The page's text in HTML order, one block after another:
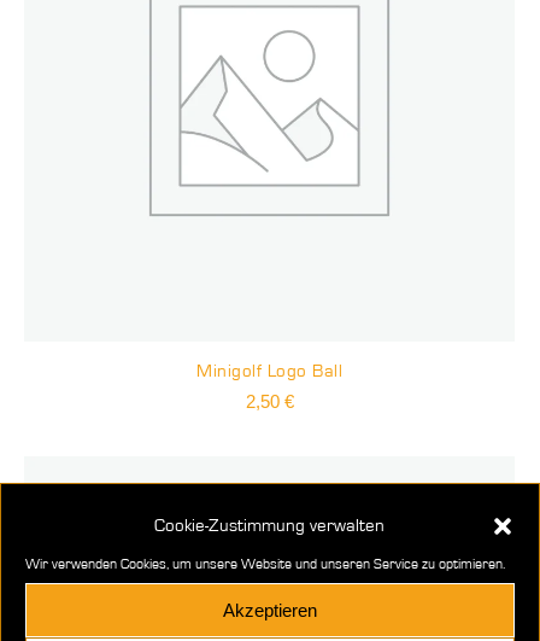
Cookie-Zustimmung verwalten
Wir verwenden Cookies, um unsere Website und unseren Service zu optimieren.
Akzeptieren
Minigolf Logo Ball
2,50 €